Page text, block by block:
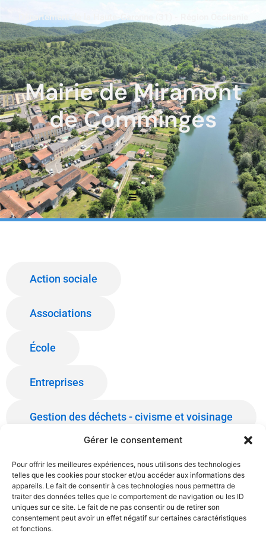
Gérer le consentement
Pour offrir les meilleures expériences, nous utilisons des technologies
telles que les cookies pour stocker et/ou accéder aux informations des
appareils. Le fait de consentir à ces technologies nous permettra de
traiter des données telles que le comportement de navigation ou les ID
uniques sur ce site. Le fait de ne pas consentir ou de retirer son
consentement peut avoir un effet négatif sur certaines caractéristiques
et fonctions.
Mairie de Miramont
de Comminges
Département de la Haute-Garonne (31) - Région Occitanie
Action sociale
Associations
École
Entreprises
Gestion des déchets - civisme et voisinage